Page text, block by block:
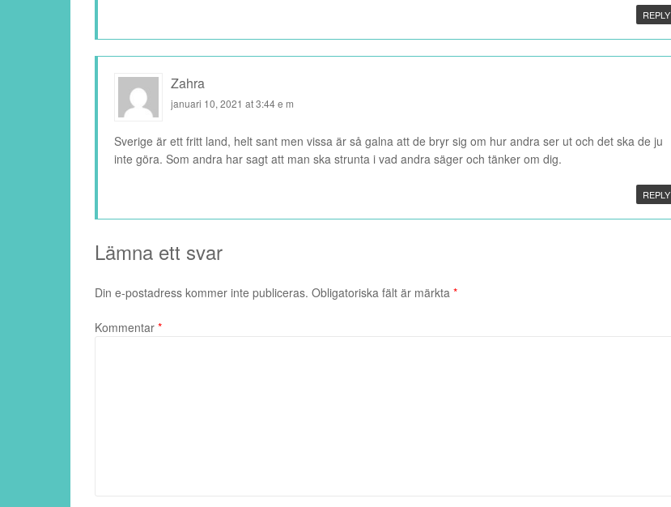
REPLY
Zahra
januari 10, 2021 at 3:44 e m
Sverige är ett fritt land, helt sant men vissa är så galna att de bryr sig om hur andra ser ut och det ska de ju
inte göra. Som andra har sagt att man ska strunta i vad andra säger och tänker om dig.
REPLY
Lämna ett svar
Din e-postadress kommer inte publiceras. Obligatoriska fält är märkta *
Kommentar *